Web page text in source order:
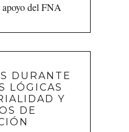
del FNA
DURANTE
LÓGICAS
Y
DE